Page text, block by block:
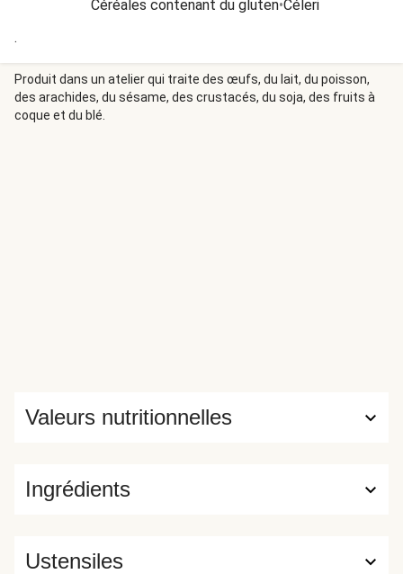
Céréales contenant du gluten•Céleri
.
Produit dans un atelier qui traite des œufs, du lait, du poisson,
des arachides, du sésame, des crustacés, du soja, des fruits à
coque et du blé.
Ingrédients
Valeurs nutritionnelles
Ustensiles